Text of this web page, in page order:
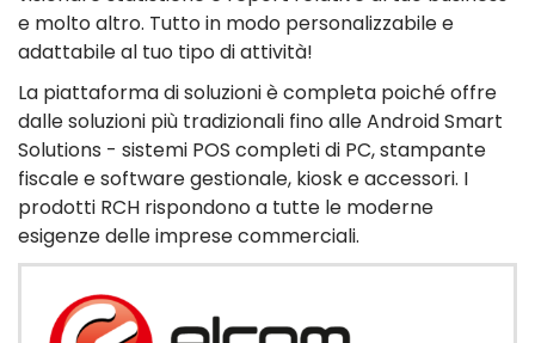
e molto altro. Tutto in modo personalizzabile e
adattabile al tuo tipo di attività!
La piattaforma di soluzioni è completa poiché offre
dalle soluzioni più tradizionali fino alle Android Smart
Solutions - sistemi POS completi di PC, stampante
fiscale e software gestionale, kiosk e accessori. I
prodotti RCH rispondono a tutte le moderne
esigenze delle imprese commerciali.